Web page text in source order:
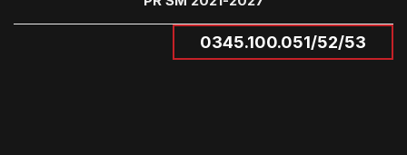
0345.100.051/52/53